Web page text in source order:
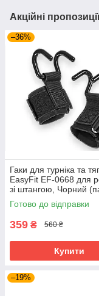
Акційні
–36%
Гаки для турніка та
EasyFit EF-0668 для
зі штангою, Чорний
Готово до відправки
359 ₴ 560 ₴
Купити
–19%